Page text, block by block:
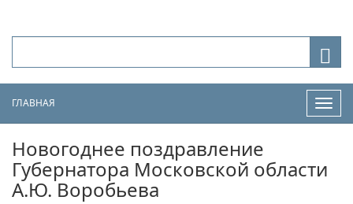
ГЛАВНАЯ
Новогоднее поздравление
Губернатора Московской области
А.Ю. Воробьева